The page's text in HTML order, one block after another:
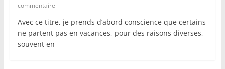
commentaire
Avec ce titre, je prends d’abord conscience que certains
ne partent pas en vacances, pour des raisons diverses,
souvent en